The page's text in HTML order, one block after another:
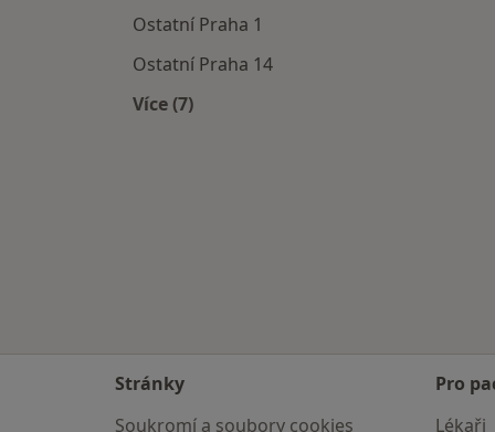
Ostatní Praha 1
Ostatní Praha 14
Více (7)
Stránky
Soukromí a soubory cookies
Pro
Lékaři